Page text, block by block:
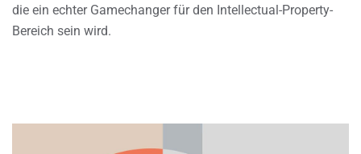
die ein echter Gamechanger für den Intellectual-Property-
Bereich sein wird.